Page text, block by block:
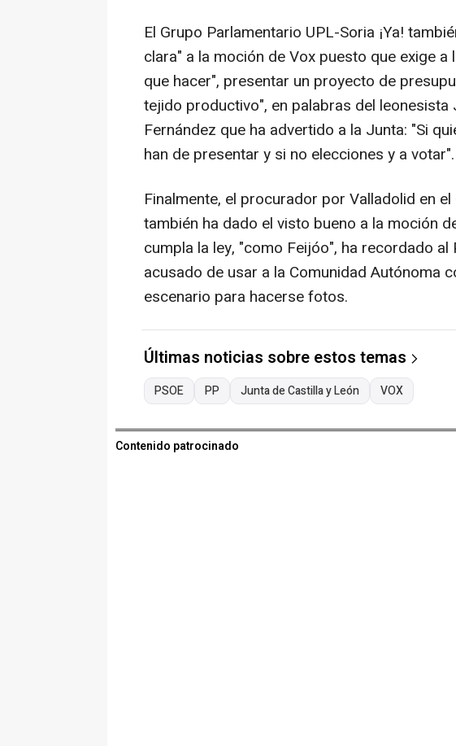
El Grupo Parlamentario UPL-Soria ¡Ya!
clara" a la moción de Vox puesto que exige
que hacer", presentar un proyecto de
tejido productivo", en palabras del leonesista
Fernández que ha advertido a la Junta: "Si
han de presentar y si no elecciones y a votar".
Finalmente, el procurador por Valladolid en
también ha dado el visto bueno a la moción
cumpla la ley, "como Feijóo", ha recordado
acusado de usar a la Comunidad Autónoma
escenario para hacerse fotos.
Últimas noticias sobre estos temas
PSOE PP Junta de Castilla y León VOX
Contenido patrocinado